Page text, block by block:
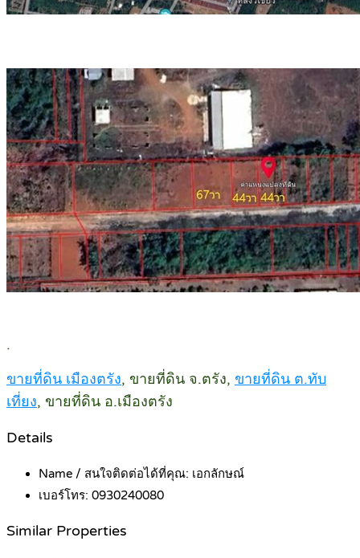
.
ขายที่ดิน เมืองตรัง, ขายที่ดิน จ.ตรัง, ขายที่ดิน ต.ทับ
เที่ยง, ขายที่ดิน อ.เมืองตรัง
Details
Name / สนใจติดต่อได้ที่คุณ: เอกลักษณ์
เบอร์โทร: 0930240080
Similar Properties